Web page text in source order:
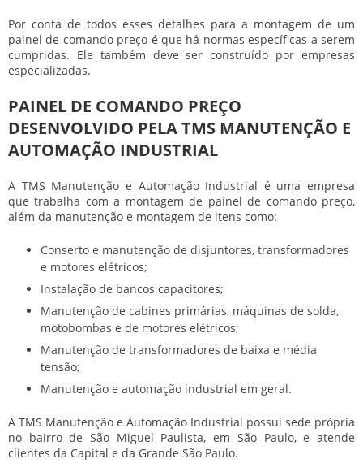
Por conta de todos esses detalhes para a montagem de um
painel de comando preço é que há normas específicas a serem
cumpridas. Ele também deve ser construído por empresas
especializadas.
PAINEL DE COMANDO PREÇO
DESENVOLVIDO PELA TMS MANUTENÇÃO E
AUTOMAÇÃO INDUSTRIAL
A TMS Manutenção e Automação Industrial é uma empresa
que trabalha com a montagem de painel de comando preço,
além da manutenção e montagem de itens como:
Conserto e manutenção de disjuntores, transformadores
e motores elétricos;
Instalação de bancos capacitores;
Manutenção de cabines primárias, máquinas de solda,
motobombas e de motores elétricos;
Manutenção de transformadores de baixa e média
tensão;
Manutenção e automação industrial em geral.
A TMS Manutenção e Automação Industrial possui sede própria
no bairro de São Miguel Paulista, em São Paulo, e atende
clientes da Capital e da Grande São Paulo.